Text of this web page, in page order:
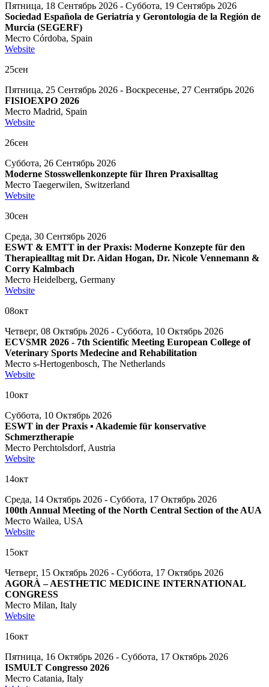
Пятница, 18 Сентябрь 2026 - Суббота, 19 Сентябрь 2026
Sociedad Española de Geriatría y Gerontología de la Región de
Murcia (SEGERF)
Место Córdoba, Spain
Website
25сен
Пятница, 25 Сентябрь 2026 - Воскресенье, 27 Сентябрь 2026
FISIOEXPO 2026
Место Madrid, Spain
Website
26сен
Суббота, 26 Сентябрь 2026
Moderne Stosswellenkonzepte für Ihren Praxisalltag
Место Taegerwilen, Switzerland
Website
30сен
Среда, 30 Сентябрь 2026
ESWT & EMTT in der Praxis: Moderne Konzepte für den
Therapiealltag mit Dr. Aidan Hogan, Dr. Nicole Vennemann &
Corry Kalmbach
Место Heidelberg, Germany
Website
08окт
Четверг, 08 Октябрь 2026 - Суббота, 10 Октябрь 2026
ECVSMR 2026 - 7th Scientific Meeting European College of
Veterinary Sports Medecine and Rehabilitation
Место s-Hertogenbosch, The Netherlands
Website
10окт
Суббота, 10 Октябрь 2026
ESWT in der Praxis ▪ Akademie für konservative
Schmerztherapie
Место Perchtolsdorf, Austria
Website
14окт
Среда, 14 Октябрь 2026 - Суббота, 17 Октябрь 2026
100th Annual Meeting of the North Central Section of the AUA
Место Wailea, USA
Website
15окт
Четверг, 15 Октябрь 2026 - Суббота, 17 Октябрь 2026
AGORÀ – AESTHETIC MEDICINE INTERNATIONAL
CONGRESS
Место Milan, Italy
Website
16окт
Пятница, 16 Октябрь 2026 - Суббота, 17 Октябрь 2026
ISMULT Congresso 2026
Место Catania, Italy